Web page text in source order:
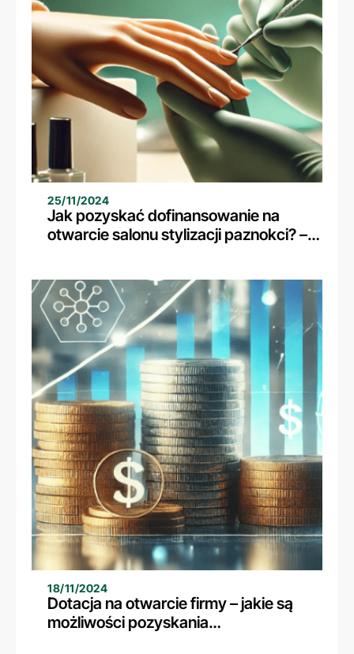
25/11/2024
Jak pozyskać dofinansowanie na
otwarcie salonu stylizacji paznokci? –
18/11/2024
Dotacja na otwarcie firmy – jakie są
możliwości pozyskania